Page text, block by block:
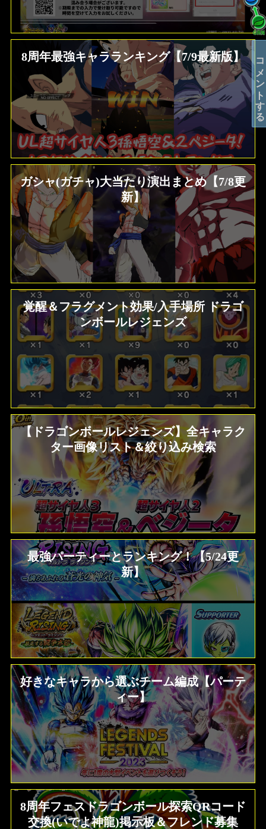
8周年最強キャラランキング【7/9最新版】
ガシャ(ガチャ)大当たり演出まとめ【7/8更
新】
覚醒＆フラグメント効果/入手場所 ドラゴ
ンボールレジェンズ
【ドラゴンボールレジェンズ】全キャラク
ター画像リスト＆絞り込み検索
最強パーティーとランキング！【5/24更
新】
好きなキャラから選ぶチーム編成【パーテ
ィー】
8周年フェスドラゴンボール探索QRコード
交換(いでよ神龍)掲示板＆フレンド募集
コメントする